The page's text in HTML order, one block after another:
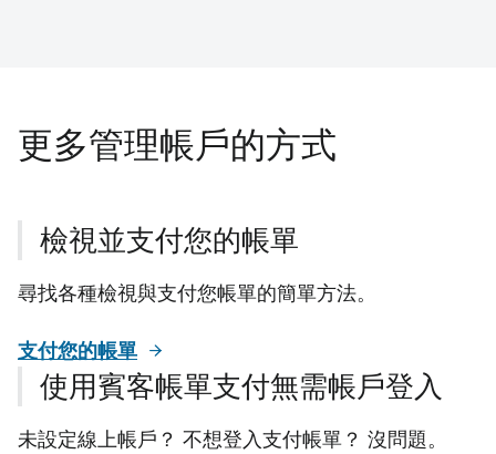
更多管理帳戶的方式
檢視並支付您的帳單
尋找各種檢視與支付您帳單的簡單方法。
支付您的帳單
使用賓客帳單支付無需帳戶登入
未設定線上帳戶？ 不想登入支付帳單？ 沒問題。